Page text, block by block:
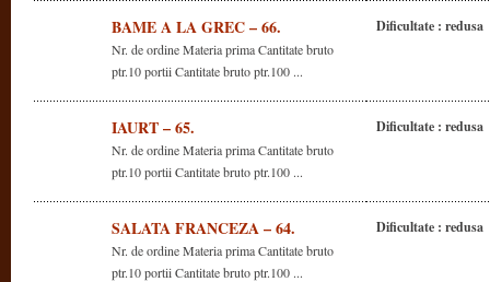
BAME A LA GREC – 66.
Nr. de ordine Materia prima Cantitate bruto
ptr.10 portii Cantitate bruto ptr.100 ...
Dificultate : redusa
IAURT – 65.
Nr. de ordine Materia prima Cantitate bruto
ptr.10 portii Cantitate bruto ptr.100 ...
Dificultate : redusa
SALATA FRANCEZA – 64.
Nr. de ordine Materia prima Cantitate bruto
ptr.10 portii Cantitate bruto ptr.100 ...
Dificultate : redusa